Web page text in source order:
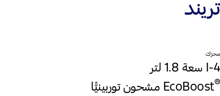
تريند
محرّك
I-4 سعة 1.8 لتر‎
EcoBoost®